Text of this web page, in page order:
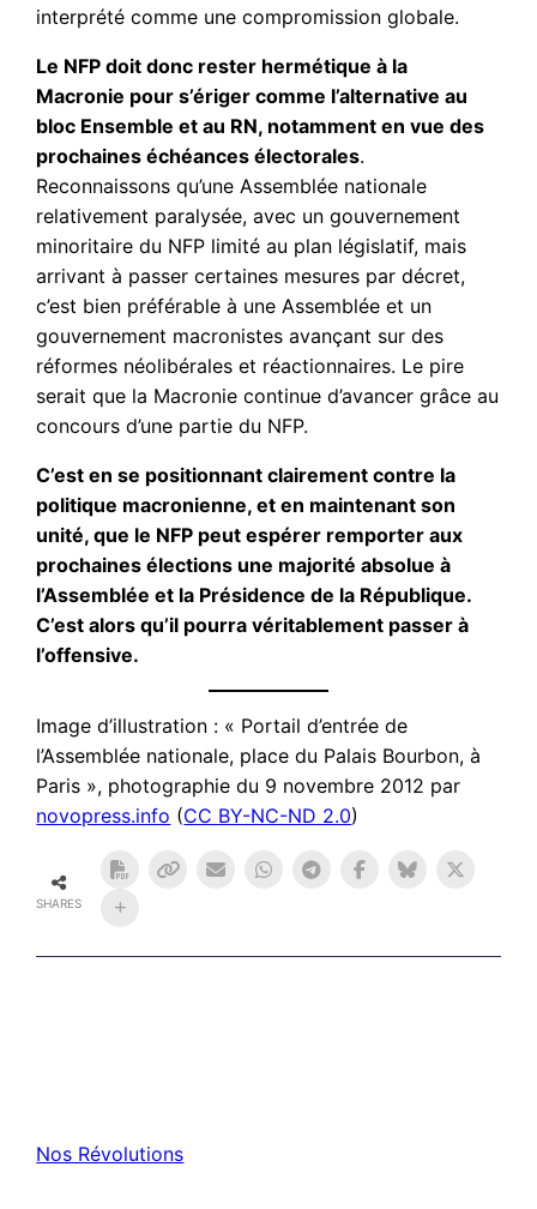
interprété comme une compromission globale.
Le NFP doit donc rester hermétique à la
Macronie pour s’ériger comme l’alternative au
bloc Ensemble et au RN, notamment en vue des
prochaines échéances électorales.
Reconnaissons qu’une Assemblée nationale
relativement paralysée, avec un gouvernement
minoritaire du NFP limité au plan législatif, mais
arrivant à passer certaines mesures par décret,
c’est bien préférable à une Assemblée et un
gouvernement macronistes avançant sur des
réformes néolibérales et réactionnaires. Le pire
serait que la Macronie continue d’avancer grâce au
concours d’une partie du NFP.
C’est en se positionnant clairement contre la
politique macronienne, et en maintenant son
unité, que le NFP peut espérer remporter aux
prochaines élections une majorité absolue à
l’Assemblée et la Présidence de la République.
C’est alors qu’il pourra véritablement passer à
l’offensive.
Image d’illustration : « Portail d’entrée de
l’Assemblée nationale, place du Palais Bourbon, à
Paris », photographie du 9 novembre 2012 par
novopress.info (CC BY-NC-ND 2.0)
SHARES
Nos Révolutions